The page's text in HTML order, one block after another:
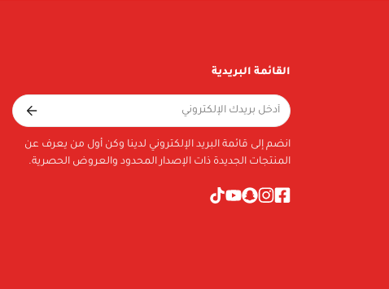
القائمة البريدية
انضم إلى قائمة البريد الإلكتروني لدينا وكن أول من يعرف عن
المنتجات الجديدة ذات الإصدار المحدود والعروض الحصرية.